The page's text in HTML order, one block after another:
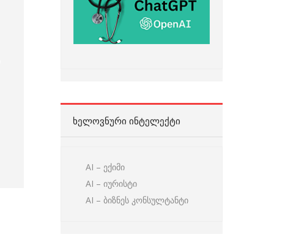
ᲮᲔᲚᲝᲕᲜᲣᲠᲘ ᲘᲜᲢᲔᲚᲔᲥᲢᲘ
AI – ექიმი
AI – იურისტი
AI – ბიზნეს კონსულტანტი